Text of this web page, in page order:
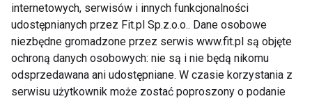
Polacy coraz chętniej przesiadają się na rowery
elektryczne. Powodem, dla którego coraz więcej
użytkowników wybiera e-bike`a, jest przede
wszystkim przyjemność z jazdy na dużo wyższym
internetowych, serwisów i innych funkcjonalności
udostępnianych przez Fit.pl Sp.z.o.o.. Dane osobowe
niezbędne gromadzone przez serwis www.fit.pl są objęte
ochroną danych osobowych: nie są i nie będą nikomu
odsprzedawana ani udostępniane. W czasie korzystania z
serwisu użytkownik może zostać poproszony o podanie